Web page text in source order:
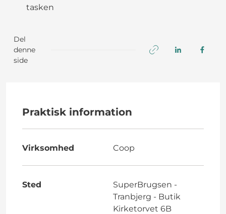
tasken
Del
denne
side
Praktisk information
Virksomhed Coop
Sted
SuperBrugsen -
Tranbjerg - Butik
Kirketorvet 6B